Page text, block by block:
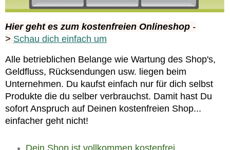
Hier geht es zum kostenfreien Onlineshop -
> Schau dich einfach um
Alle betrieblichen Belange wie Wartung des Shop's,
Geldfluss, Rücksendungen usw. liegen beim
Unternehmen. Du kaufst einfach nur für dich selbst
Produkte die du selber verbrauchst. Damit hast Du
sofort Anspruch auf Deinen kostenfreien Shop...
einfacher geht nicht!